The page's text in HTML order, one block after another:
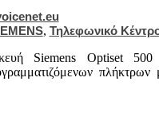
, Τηλεφωνικό
Siemens Optiset
πλήκτρων